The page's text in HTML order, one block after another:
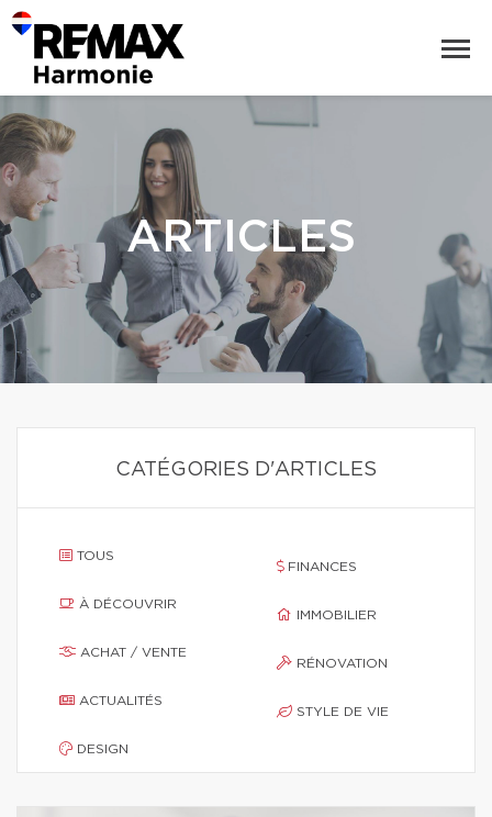
ARTICLES
CATÉGORIES D'ARTICLES
TOUS
À DÉCOUVRIR
ACHAT / VENTE
ACTUALITÉS
DESIGN
FINANCES
IMMOBILIER
RÉNOVATION
STYLE DE VIE